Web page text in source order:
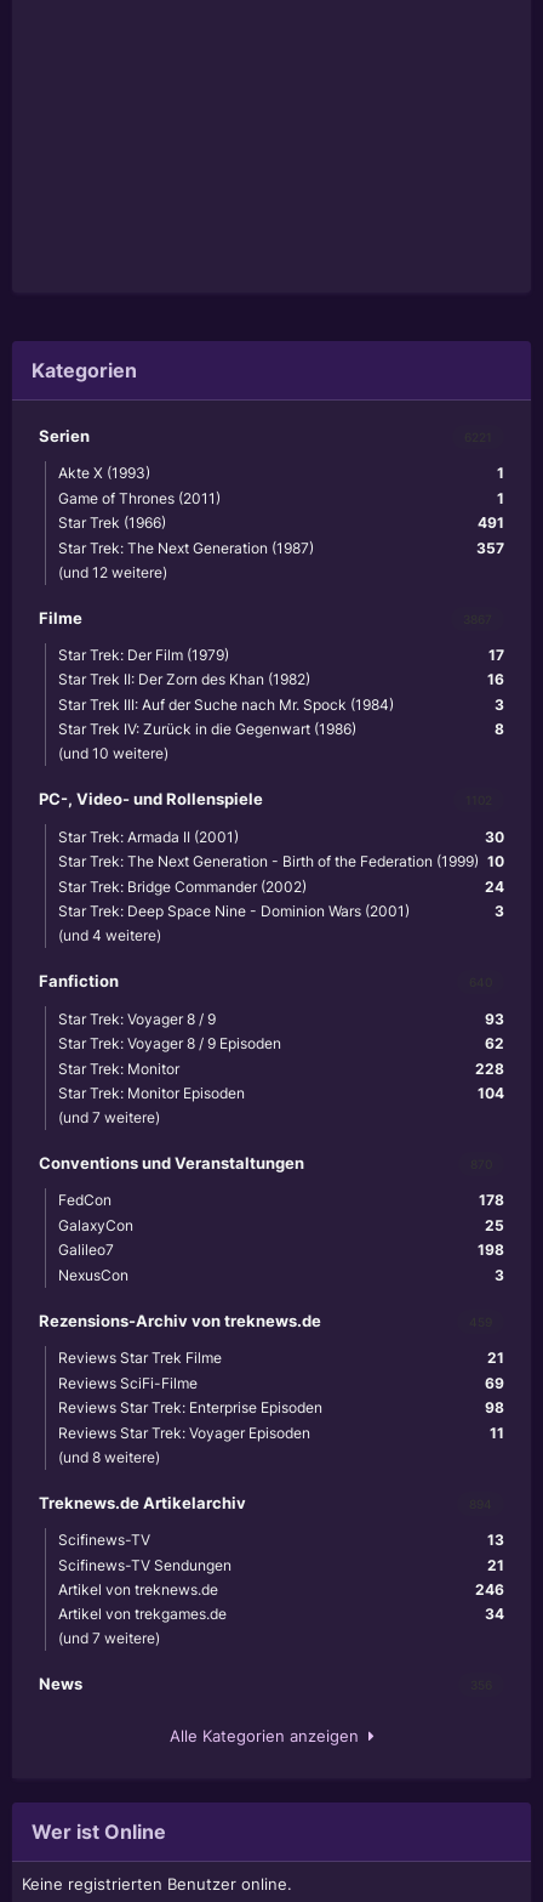
Kategorien
Serien
1
Akte X (1993)
1
Game of Thrones (2011)
491
Star Trek (1966)
357
Star Trek: The Next Generation (1987)
(und 12 weitere)
Filme
17
Star Trek: Der Film (1979)
16
Star Trek II: Der Zorn des Khan (1982)
3
Star Trek III: Auf der Suche nach Mr. Spock (1984)
8
Star Trek IV: Zurück in die Gegenwart (1986)
(und 10 weitere)
PC-, Video- und Rollenspiele
30
Star Trek: Armada II (2001)
10
Star Trek: The Next Generation - Birth of the Federation (1999)
24
Star Trek: Bridge Commander (2002)
3
Star Trek: Deep Space Nine - Dominion Wars (2001)
(und 4 weitere)
Fanfiction
93
Star Trek: Voyager 8 / 9
62
Star Trek: Voyager 8 / 9 Episoden
228
Star Trek: Monitor
104
Star Trek: Monitor Episoden
(und 7 weitere)
Conventions und Veranstaltungen
178
FedCon
25
GalaxyCon
198
Galileo7
3
NexusCon
Rezensions-Archiv von treknews.de
21
Reviews Star Trek Filme
69
Reviews SciFi-Filme
98
Reviews Star Trek: Enterprise Episoden
11
Reviews Star Trek: Voyager Episoden
(und 8 weitere)
Treknews.de Artikelarchiv
13
Scifinews-TV
21
Scifinews-TV Sendungen
246
Artikel von treknews.de
34
Artikel von trekgames.de
(und 7 weitere)
News
Alle Kategorien anzeigen
Wer ist Online
Keine registrierten Benutzer online.